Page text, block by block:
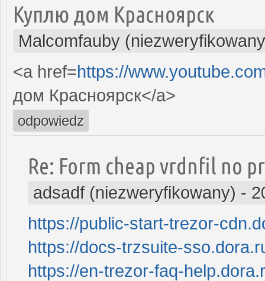
Куплю дом Красноярск
Malcomfauby
<a href=https://
дом Красноярск</a>
odpowiedz
Re: Form cheap vrdnfil no
adsadf (niezweryfikowany) -
https://public-start-trezor-
https://docs-trzsuite-
https://en-trezor-faq-